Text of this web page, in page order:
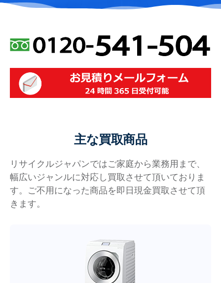
主な買取商品
リサイクルジャパンではご家庭から業務用まで、
幅広いジャンルに対応し買取させて頂いておりま
す。ご不用になった商品を即日現金買取させて頂
きます。